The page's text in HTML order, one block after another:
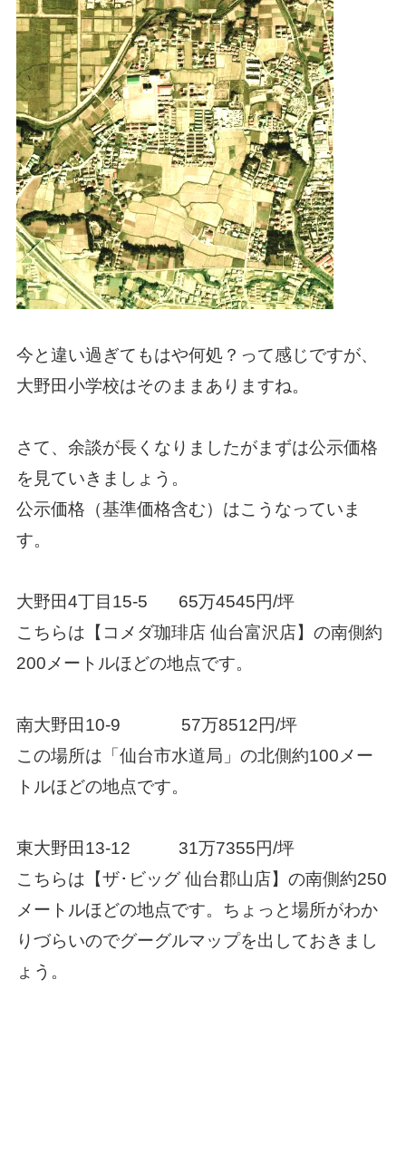
今と違い過ぎてもはや何処？って感じですが、
大野田小学校はそのままありますね。
さて、余談が長くなりましたがまずは公示価格
を見ていきましょう。
公示価格（基準価格含む）はこうなっていま
す。
大野田4丁目15-5 65万4545円/坪
こちらは【コメダ珈琲店 仙台富沢店】の南側約
200メートルほどの地点です。
南大野田10-9 57万8512円/坪
この場所は「仙台市水道局」の北側約100メー
トルほどの地点です。
東大野田13-12 31万7355円/坪
こちらは【ザ･ビッグ 仙台郡山店】の南側約250
メートルほどの地点です。ちょっと場所がわか
りづらいのでグーグルマップを出しておきまし
ょう。